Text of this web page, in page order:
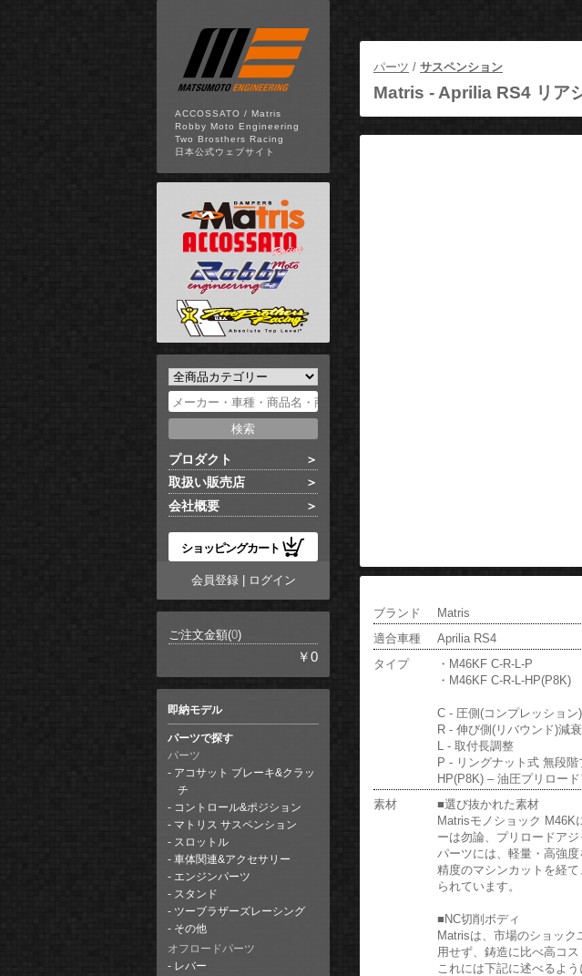
ACCOSSATO / Matris
Robby Moto Engineering
Two Brosthers Racing
日本公式ウェブサイト
プロダクト
取扱い販売店
会社概要
ショッピングカート
会員登録| ログイン
ご注文金額(0)
￥0
即納モデル
パーツで探す
パーツ
アコサット ブレーキ&クラッ
チ
コントロール&ポジション
マトリス サスペンション
スロットル
車体関連&アクセサリー
エンジンパーツ
スタンド
ツーブラザーズレーシング
その他
オフロードパーツ
レバー
パーツ / サスペンション
Matris -Aprilia RS4 リア
ブランド
Matris
適合車種
Aprilia RS4
タイプ
・M46KF C-R-L-P
・M46KF C-R-L-HP(P8K)
C - 圧側(コンプレッション
R - 伸び側(リバウンド)減
L - 取付長調整
P - リングナット式 無段
HP(P8K) – 油圧プリロー
素材
■選び抜かれた素材
Matrisモノショック M46K
ーは勿論、プリロードア
パーツには、軽量・高強
精度のマシンカットを経
られています。
■NC切削ボディ
Matrisは、市場のショッ
用せず、鋳造に比べ高コ
これには下記に述べるよ